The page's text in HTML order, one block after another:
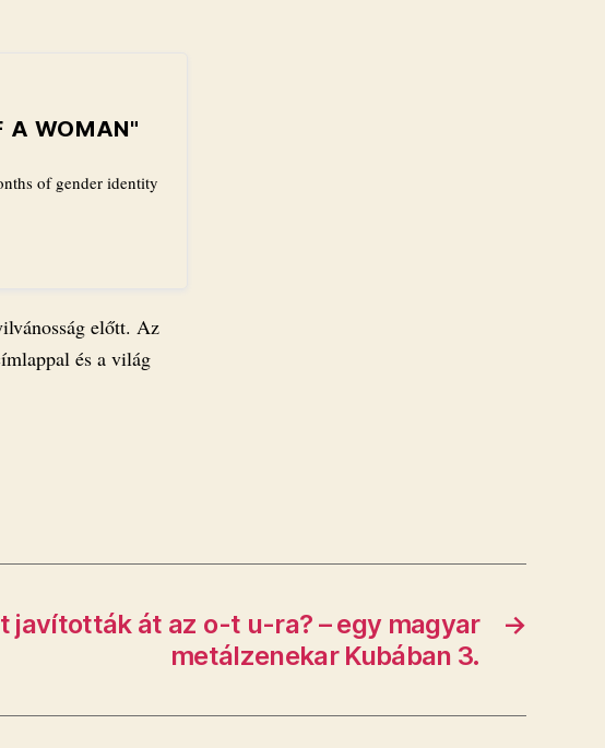
A WOMAN"
of gender identity
előtt. Az
és a világ
→
javították át az o-t u-ra? – egy magyar
metálzenekar Kubában 3.